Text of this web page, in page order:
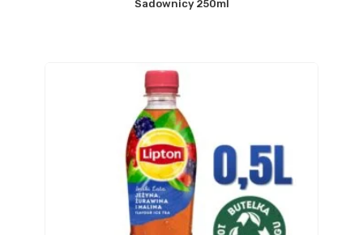
Sadownicy 250ml